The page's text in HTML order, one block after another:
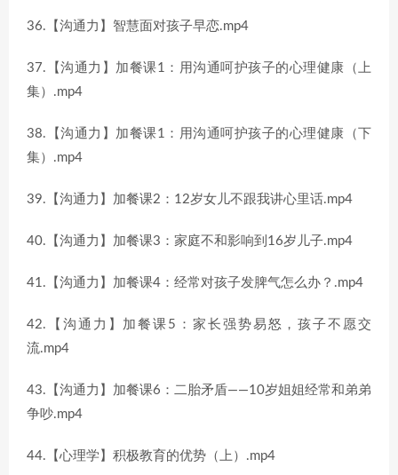
36.【沟通力】智慧面对孩子早恋.mp4
37.【沟通力】加餐课1：用沟通呵护孩子的心理健康（上
集）.mp4
38.【沟通力】加餐课1：用沟通呵护孩子的心理健康（下
集）.mp4
39.【沟通力】加餐课2：12岁女儿不跟我讲心里话.mp4
40.【沟通力】加餐课3：家庭不和影响到16岁儿子.mp4
41.【沟通力】加餐课4：经常对孩子发脾气怎么办？.mp4
42.【沟通力】加餐课5：家长强势易怒，孩子不愿交
流.mp4
43.【沟通力】加餐课6：二胎矛盾——10岁姐姐经常和弟弟
争吵.mp4
44.【心理学】积极教育的优势（上）.mp4